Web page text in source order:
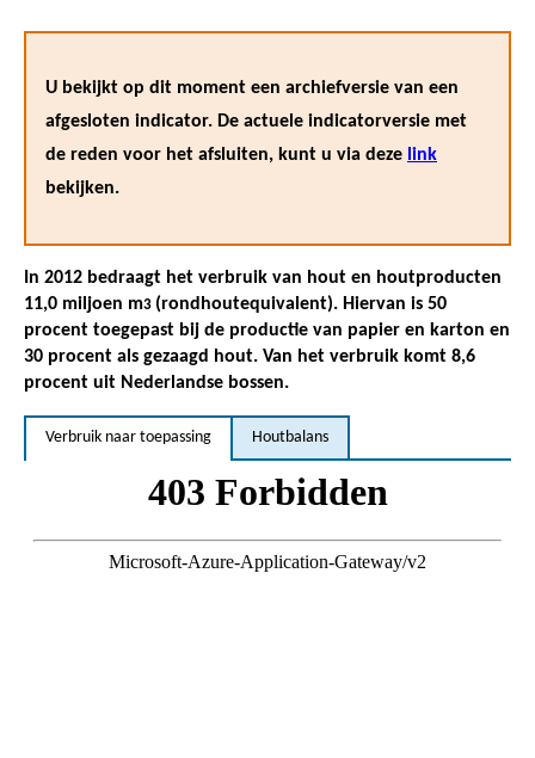
U bekijkt op dit moment een archiefversie van een
afgesloten indicator. De actuele indicatorversie met
de reden voor het afsluiten, kunt u via deze link
bekijken.
In 2012 bedraagt het verbruik van hout en houtproducten
11,0 miljoen m3 (rondhoutequivalent). Hiervan is 50
procent toegepast bij de productie van papier en karton en
30 procent als gezaagd hout. Van het verbruik komt 8,6
procent uit Nederlandse bossen.
Verbruik naar toepassing Houtbalans